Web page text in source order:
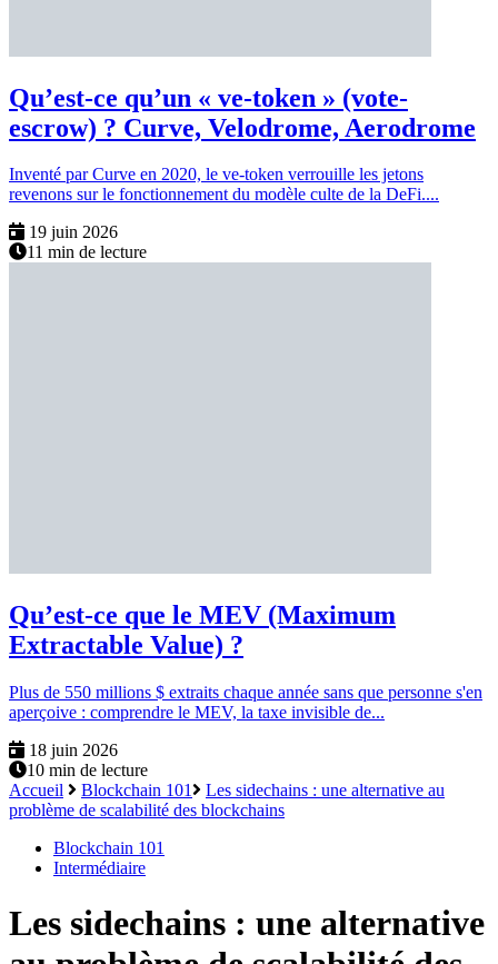
Qu’est-ce qu’un « ve-token » (vote-
escrow) ? Curve, Velodrome, Aerodrome
Inventé par Curve en 2020, le ve-token verrouille les jetons
revenons sur le fonctionnement du modèle culte de la DeFi....
19 juin 2026
11 min de lecture
Qu’est-ce que le MEV (Maximum
Extractable Value) ?
Plus de 550 millions $ extraits chaque année sans que personne s'en
aperçoive : comprendre le MEV, la taxe invisible de...
18 juin 2026
10 min de lecture
Accueil
Blockchain 101
Les sidechains : une alternative au
problème de scalabilité des blockchains
Blockchain 101
Intermédiaire
Les sidechains : une alternative